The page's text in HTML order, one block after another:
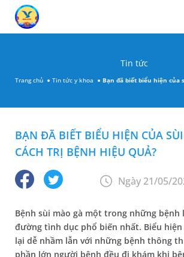
Tin tức
Trang chủ Tin tức y khoa Bạn đã biết biểu hiện của sùi mào
BẠN ĐÃ BIẾT BIỂU HIỆN CỦA
CÁCH TRỊ BỆNH HIỆU QUẢ?
Ngày 21/05/
Bệnh sùi mào gà một trong những bệnh
đường tình dục phổ biến nhất. Biểu hiện
lại dễ nhầm lẫn với những bệnh thông
phần lớn người bệnh đều đi khám khi